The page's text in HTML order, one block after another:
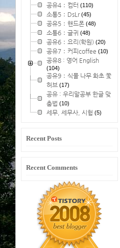
공유4：컴터 (110)
소통5：DsLr(45)
공유5：핸드폰 (48)
소통6：글귀 (48)
공유6：요리(학원) (20)
공유7：커피coffee (10)
공유8 : 영어 English
(104)
공유9：식물 나무 화초 꽃
허브 (17)
공유 : 우리말공부 한글 맞
춤법 (10)
세무, 세무사, 시험 (5)
Recent Posts
Recent Comments